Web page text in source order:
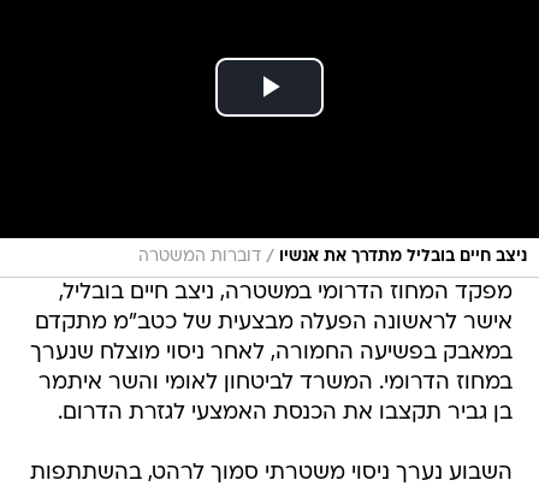
ניצב חיים בובליל מתדרך את אנשיו / דוברות המשטרה
מפקד המחוז הדרומי במשטרה, ניצב חיים בובליל,
אישר לראשונה הפעלה מבצעית של כטב"מ מתקדם
במאבק בפשיעה החמורה, לאחר ניסוי מוצלח שנערך
במחוז הדרומי. המשרד לביטחון לאומי והשר איתמר
בן גביר תקצבו את הכנסת האמצעי לגזרת הדרום.
השבוע נערך ניסוי משטרתי סמוך לרהט, בהשתתפות